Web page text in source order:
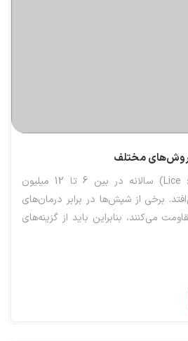
روش‌های مختلف
شپش (به انگلیسی: Lice) سالانه در بین 6 تا 12 میلیون
برخی از شپش‌ها در برابر درمان‌های
می‌کنند، بنابراین باید از گزینه‌های